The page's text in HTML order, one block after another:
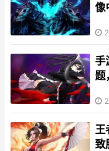
像
手
题
王
致